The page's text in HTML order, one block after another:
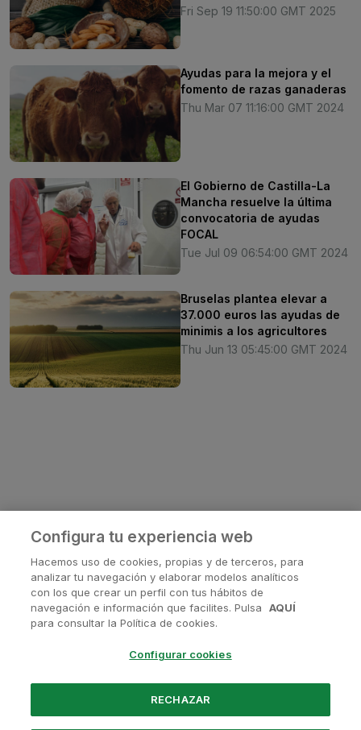
Fri Sep 19 11:50:00 GMT 2025
Ayudas para la mejora y el
fomento de razas ganaderas
Thu Mar 07 11:16:00 GMT 2024
El Gobierno de Castilla-La
Mancha resuelve la última
convocatoria de ayudas
FOCAL
Tue Jul 09 06:54:00 GMT 2024
Bruselas plantea elevar a
37.000 euros las ayudas de
minimis a los agricultores
Thu Jun 13 05:45:00 GMT 2024
¿Tienes alguna pregunta?
Contactanos en
Configura tu experiencia web
Hacemos uso de cookies, propias y de terceros, para
analizar tu navegación y elaborar modelos analíticos
con los que crear un perfil con tus hábitos de
navegación e información que facilites. Pulsa
AQUÍ
para consultar la Política de cookies.
Configurar cookies
RECHAZAR